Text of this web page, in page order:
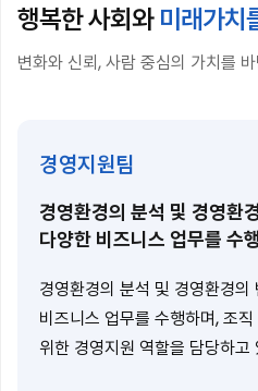
행복한 사회와 미래가치
변화와 신뢰, 사람 중심의 가치를
경영지원팀
경영환경의 분석 및 경영환
다양한 비즈니스 업무를 수행
경영환경의 분석 및 경영환경
비즈니스 업무를 수행하며, 조
위한 경영지원 역할을 담당하고